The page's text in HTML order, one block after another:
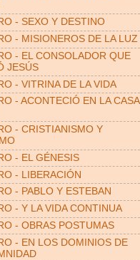
- SEXO Y DESTINO
- MISIONEROS DE LA LUZ
- EL CONSOLADOR QUE
JESÚS
- VITRINA DE LA VIDA
- ACONTECIÓ EN LA CASA
- CRISTIANISMO Y
- EL GÉNESIS
- LIBERACIÓN
- PABLO Y ESTEBAN
- Y LA VIDA CONTINUA
- OBRAS POSTUMAS
- EN LOS DOMINIOS DE